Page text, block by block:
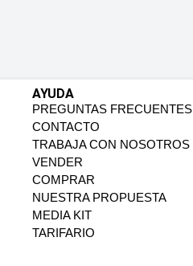
AYUDA
PREGUNTAS FRECUENTES
CONTACTO
TRABAJA CON NOSOTROS
VENDER
COMPRAR
NUESTRA PROPUESTA
MEDIA KIT
TARIFARIO